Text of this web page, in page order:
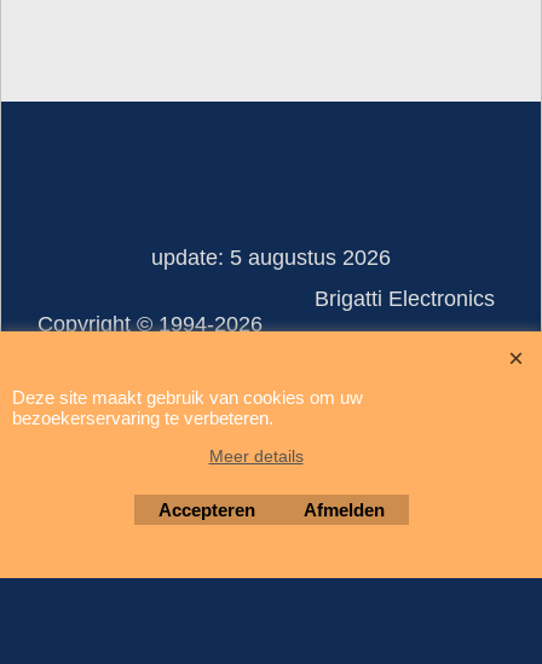
update: 5 augustus 2026
Brigatti Electronics
Copyright © 1994-2026
Webwinkel gemaakt met ShopFactory webwinkel software.
Deze site maakt gebruik van cookies om uw
bezoekerservaring te verbeteren.
Meer details
Accepteren Afmelden